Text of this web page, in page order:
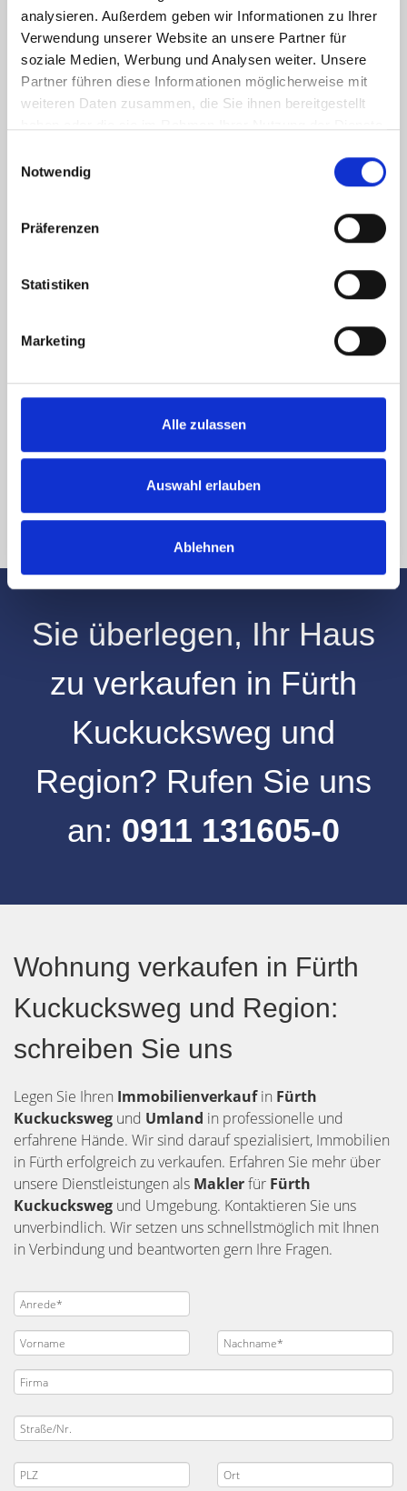
analysieren. Außerdem geben wir Informationen zu Ihrer
Verwendung unserer Website an unsere Partner für
soziale Medien, Werbung und Analysen weiter. Unsere
Partner führen diese Informationen möglicherweise mit
weiteren Daten zusammen, die Sie ihnen bereitgestellt
Notwendig
Präferenzen
Statistiken
Marketing
Alle zulassen
Auswahl erlauben
Ablehnen
Ich habe die
zur Kenntnis genommen. Ich stimme
elektronisch erhoben und gespeichert werden.
an info@hegerich-immobilien.de widerrufen. *
* Pflichtfelder
Absenden
Sie überlegen, Ihr Haus
zu verkaufen in Fürth
Kuckucksweg und
Region? Rufen Sie uns
an: 0911 131605-0
Wohnung verkaufen in Fürth
Kuckucksweg und Region:
schreiben Sie uns
Legen Sie Ihren Immobilienverkaufin Fürth
Kuckucksweg und Umland in professionelle und
erfahrene Hände. Wir sind darauf spezialisiert, Immobilien
in Fürth erfolgreich zu verkaufen. Erfahren Sie mehr über
unsere Dienstleistungen als Maklerfür Fürth
Kuckucksweg und Umgebung. Kontaktieren Sie uns
unverbindlich. Wir setzen uns schnellstmöglich mit Ihnen
in Verbindung und beantworten gern Ihre Fragen.